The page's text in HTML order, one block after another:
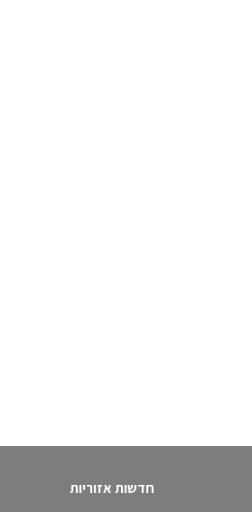
חדשות אזוריות